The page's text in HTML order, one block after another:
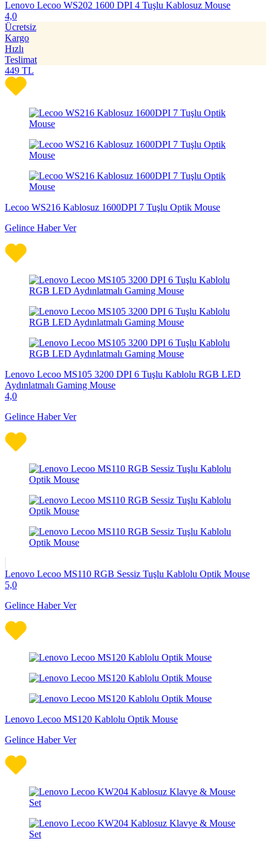
Lenovo Lecoo WS202 1600 DPI 4 Tuşlu Kablosuz Mouse
4,0
Ücretsiz
Kargo
Hızlı
Teslimat
449 TL
Lecoo WS216 Kablosuz 1600DPI 7 Tuşlu Optik Mouse
Gelince Haber Ver
Lenovo Lecoo MS105 3200 DPI 6 Tuşlu Kablolu RGB LED
Aydınlatmalı Gaming Mouse
4,0
Gelince Haber Ver
Lenovo Lecoo MS110 RGB Sessiz Tuşlu Kablolu Optik Mouse
5,0
Gelince Haber Ver
Lenovo Lecoo MS120 Kablolu Optik Mouse
Gelince Haber Ver